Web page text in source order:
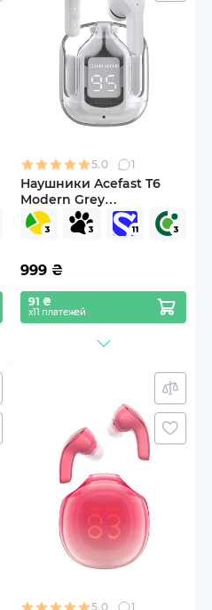
5.0 1
Наушники Acefast T6
Modern Grey
(6974316281580)
999 ₴
91 ₴
х11 платежей
5.0 1